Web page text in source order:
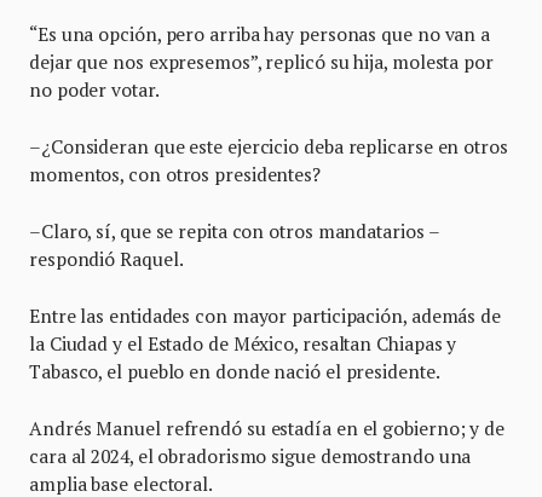
“Es una opción, pero arriba hay personas que no van a
dejar que nos expresemos”, replicó su hija, molesta por
no poder votar.
–¿Consideran que este ejercicio deba replicarse en otros
momentos, con otros presidentes?
–Claro, sí, que se repita con otros mandatarios –
respondió Raquel.
Entre las entidades con mayor participación, además de
la Ciudad y el Estado de México, resaltan Chiapas y
Tabasco, el pueblo en donde nació el presidente.
Andrés Manuel refrendó su estadía en el gobierno; y de
cara al 2024, el obradorismo sigue demostrando una
amplia base electoral.